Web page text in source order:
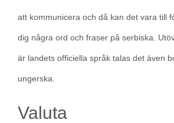
att kommunicera och då kan det vara till
dig några ord och fraser på serbiska.
är landets officiella språk talas det även
ungerska.
Valuta